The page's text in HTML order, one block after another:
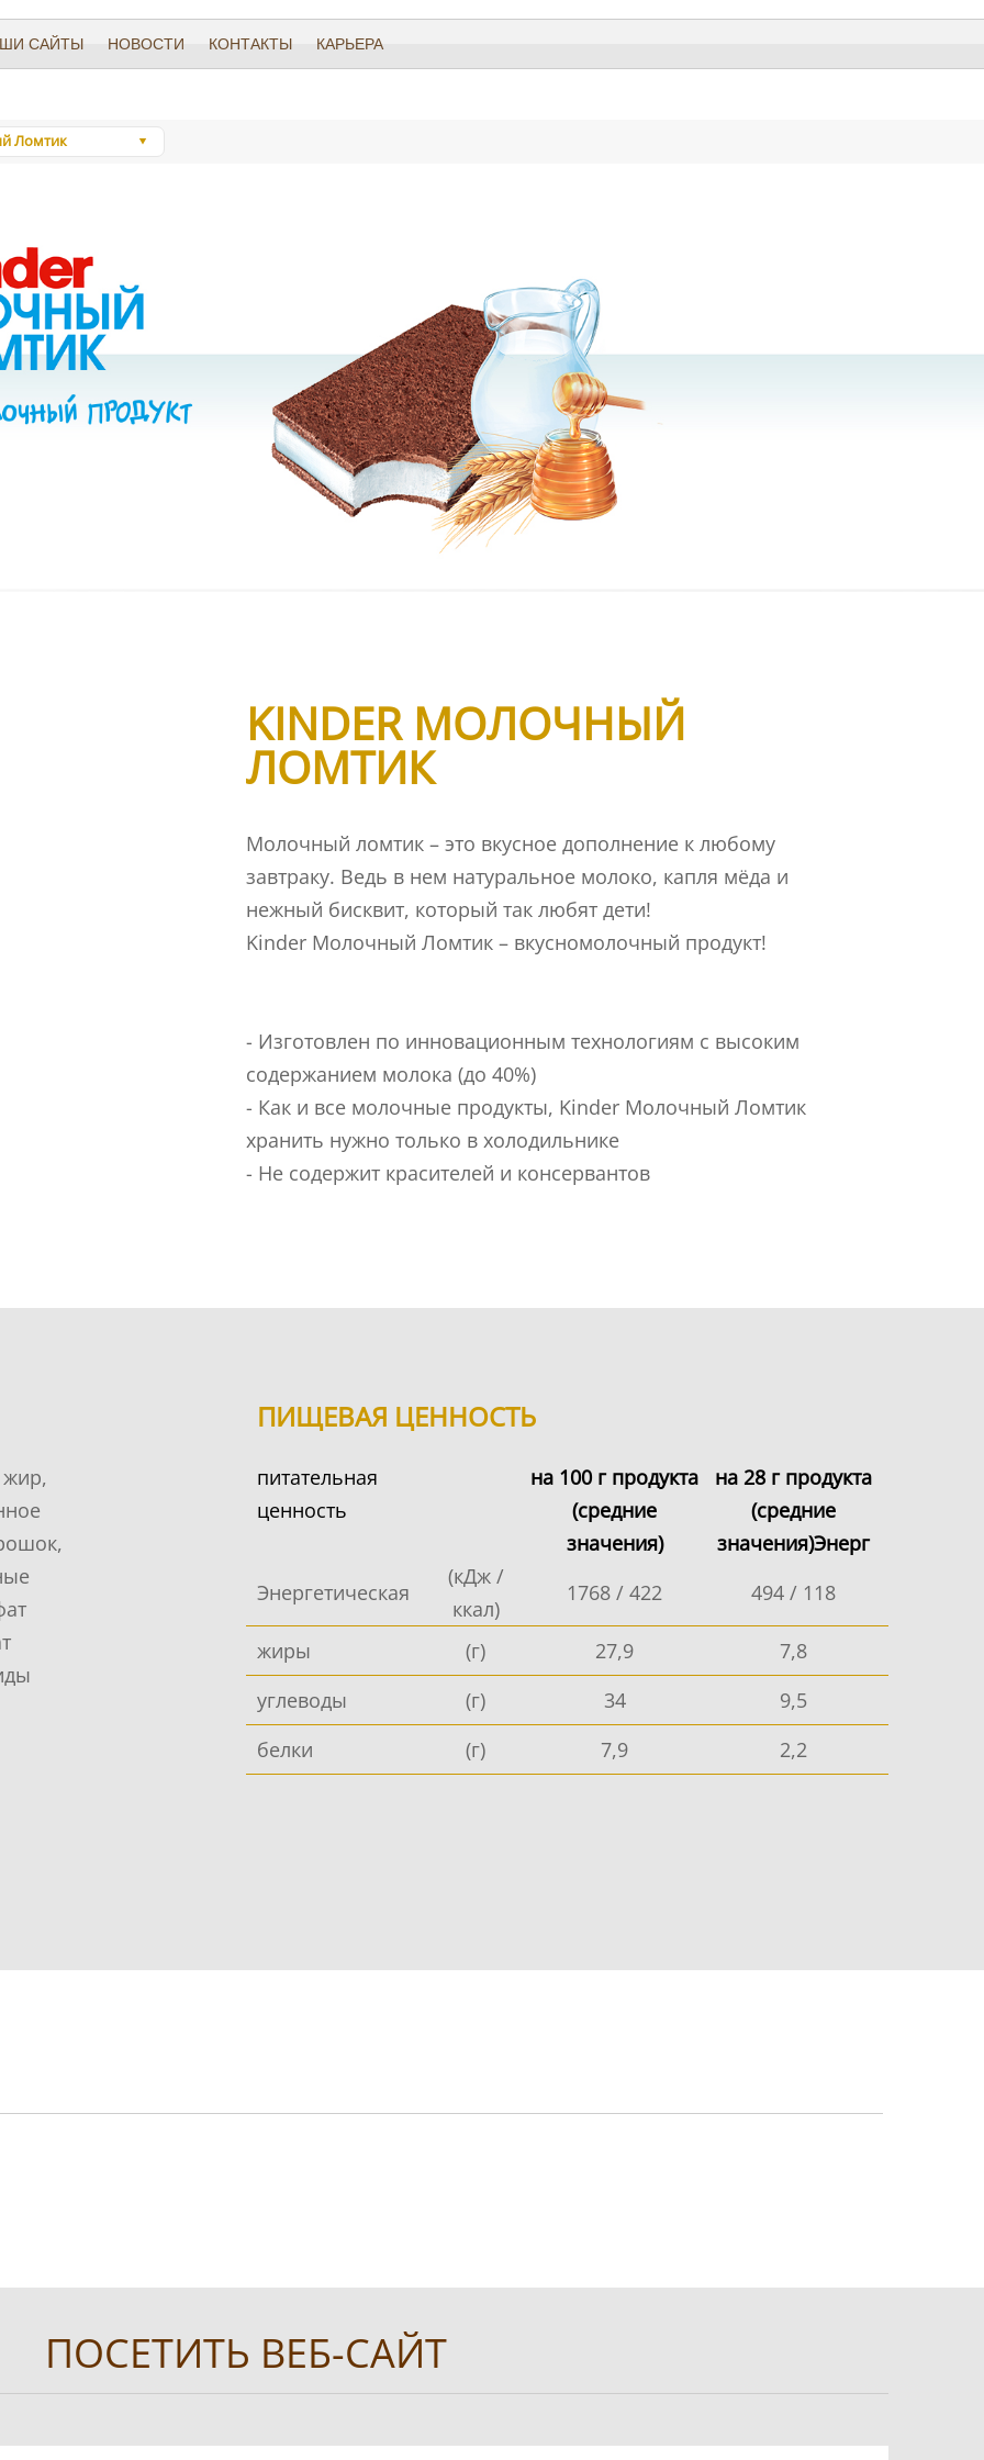
САЙТЫ НОВОСТИ КОНТАКТЫ КАРЬЕРА
Ломтик
KINDER МОЛОЧНЫЙ
ЛОМТИК
Молочный ломтик – это вкусное дополнение к любому
завтраку. Ведь в нем натуральное молоко, капля мёда и
нежный бисквит, который так любят дети!
Kinder Молочный Ломтик – вкусномолочный продукт!
- Изготовлен по инновационным технологиям с высоким
содержанием молока (до 40%)
- Как и все молочные продукты, Kinder Молочный Ломтик
хранить нужно только в холодильнике
- Не содержит красителей и консервантов
жир,
ПИЩЕВАЯ ЦЕННОСТЬ
питательная
ценность
на 100 г продукта
(средние
значения)
на 28 г продукта
(средние
значения)Энерг
Энергетическая
(кДж /
ккал)
1768 / 422 494 / 118
жиры (г) 27,9
7,8
углеводы
(г) 34
9,5
белки
(г) 7,9 2,2
ПОСЕТИТЬ ВЕБ-САЙТ